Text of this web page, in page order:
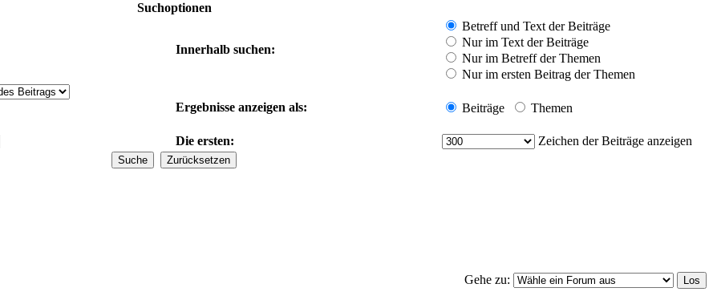
Suchoptionen
Innerhalb suchen:
Betreff und Text der Beiträge
Nur im Text der Beiträge
Nur im Betreff der Themen
Nur im ersten Beitrag der Themen
Ergebnisse anzeigen als: Beiträge Themen
Die ersten: Zeichen der Beiträge anzeigen
Gehe zu: